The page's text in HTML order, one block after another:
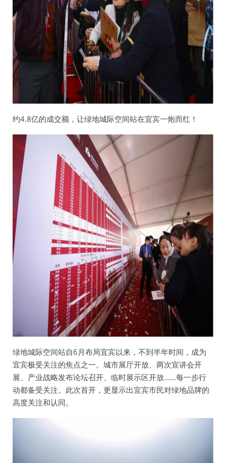
约4.8亿的成交额，让绿地城际空间站在宜宾一炮而红！
绿地城际空间站自6月布局宜宾以来，不到半年时间，成为
宜宾极受关注的焦点之一。城市展厅开放、两次宣讲会开
展、产业战略发布论坛召开、临时展示区开放……每一步行
动都备受关注。此次首开，更显示出宜宾市民对绿地品牌的
高度关注和认同。